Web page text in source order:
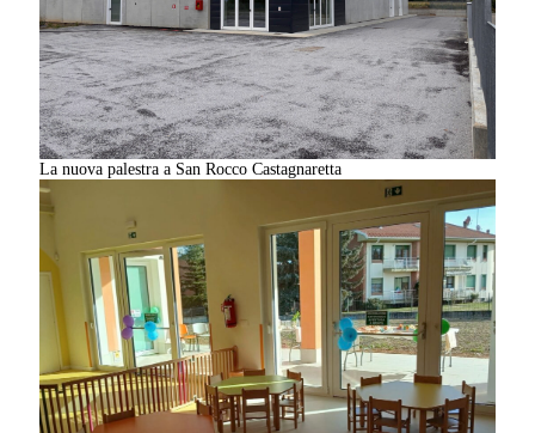
La nuova palestra a San Rocco Castagnaretta